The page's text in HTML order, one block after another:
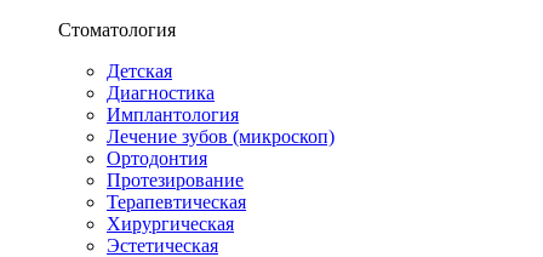
Стоматология
Детская
Диагностика
Имплантология
Лечение зубов (микроскоп)
Ортодонтия
Протезирование
Терапевтическая
Хирургическая
Эстетическая